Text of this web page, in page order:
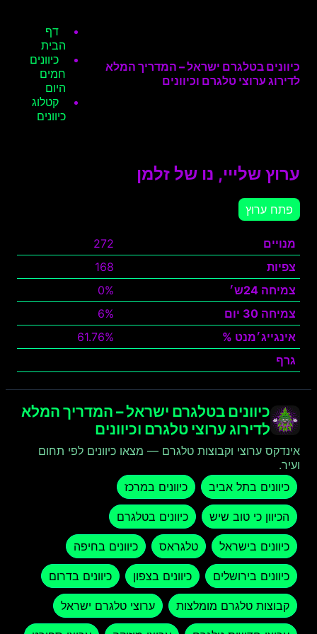
כיוונים בטלגרם ישראל – המדריך המלא
לדירוג ערוצי טלגרם וכיוונים
דף
הבית
כיוונים
חמים
היום
קטלוג
כיוונים
ערוץ שלייי, נו של זלמן
פתח ערוץ
מנויים
272
צפיות
168
צמיחה 24ש׳
0%
צמיחה 30 יום
6%
אינגייג׳מנט %
61.76%
גרף
כיוונים בטלגרם ישראל – המדריך המלא
לדירוג ערוצי טלגרם וכיוונים
אינדקס ערוצי וקבוצות טלגרם — מצאו כיוונים לפי תחום
ועיר.
כיוונים בתל אביב
כיוונים במרכז
הכיוון כי טוב שיש כיוונים בטלגרם
כיוונים בישראל טלגראס כיוונים בחיפה
כיוונים בירושלים כיוונים בצפון כיוונים בדרום
קבוצות טלגרם מומלצות ערוצי טלגרם ישראל